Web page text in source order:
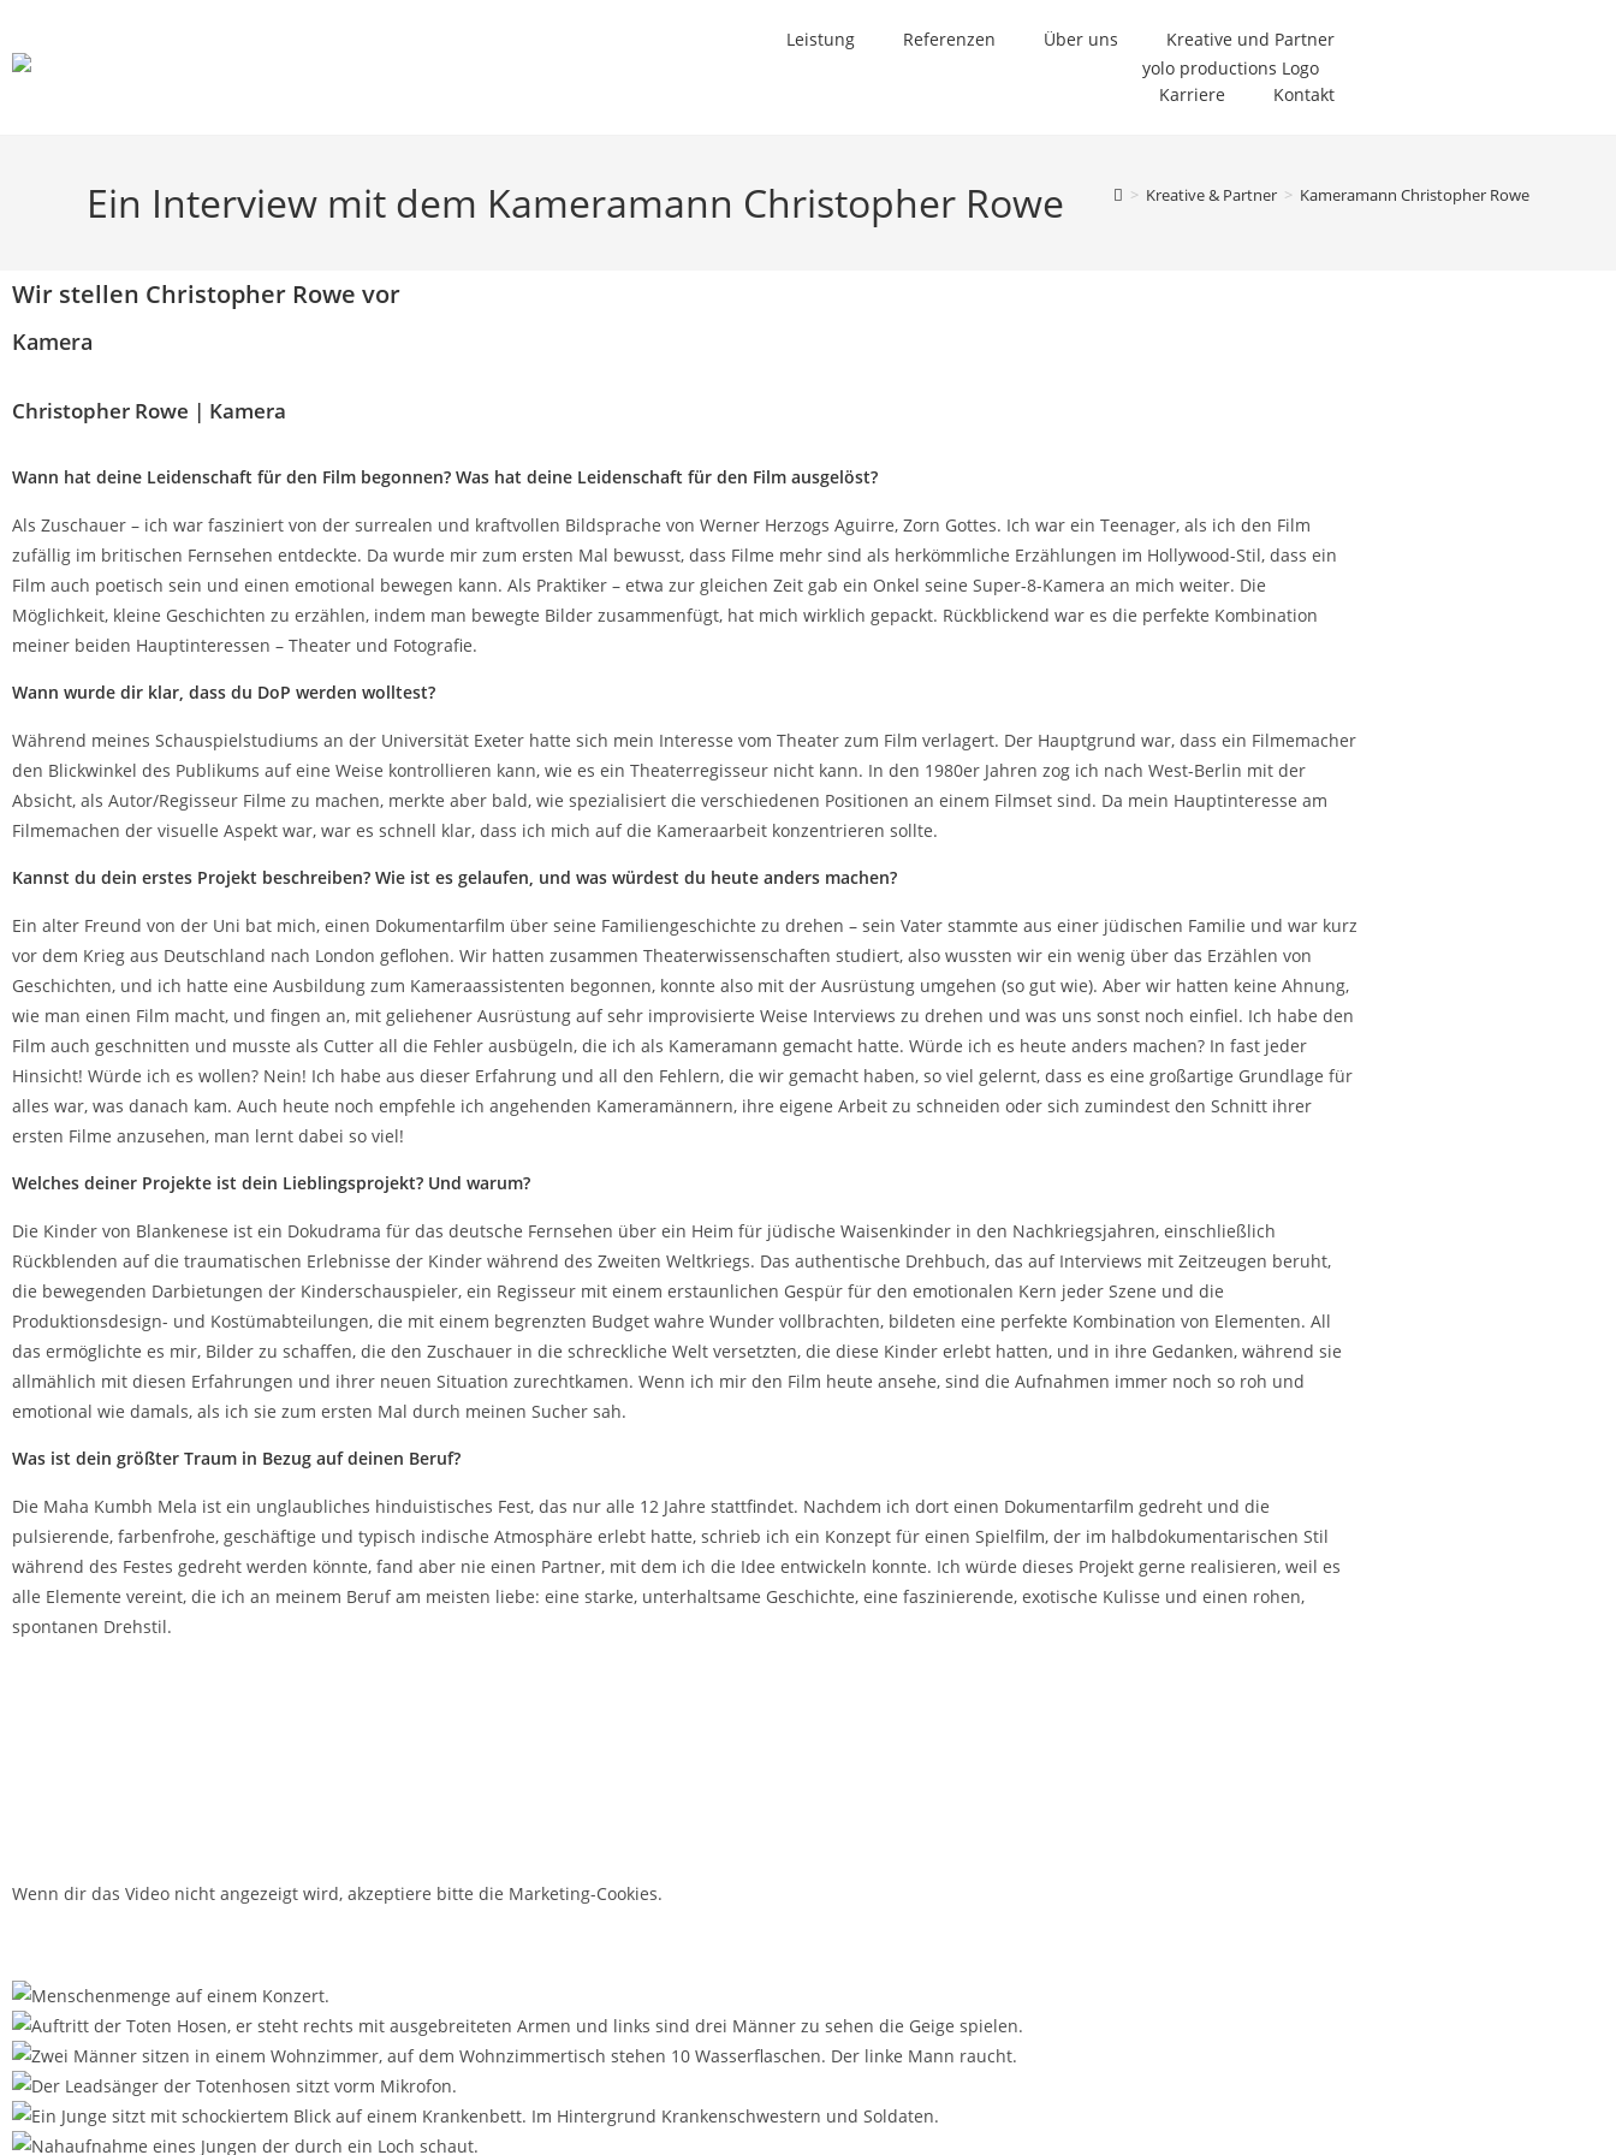
Leistung Referenzen Über uns Kreative und Partner
Karriere Kontakt
Ein Interview mit dem Kameramann Christopher Rowe > Kreative & Partner > Kameramann Christopher Rowe
Wir stellen Christopher Rowe vor
Kamera
Christopher Rowe | Kamera
Wann hat deine Leidenschaft für den Film begonnen? Was hat deine Leidenschaft für den Film ausgelöst?
Als Zuschauer – ich war fasziniert von der surrealen und kraftvollen Bildsprache von Werner Herzogs Aguirre, Zorn Gottes. Ich war ein Teenager, als ich den Film
zufällig im britischen Fernsehen entdeckte. Da wurde mir zum ersten Mal bewusst, dass Filme mehr sind als herkömmliche Erzählungen im Hollywood-Stil, dass ein
Film auch poetisch sein und einen emotional bewegen kann. Als Praktiker – etwa zur gleichen Zeit gab ein Onkel seine Super-8-Kamera an mich weiter. Die
Möglichkeit, kleine Geschichten zu erzählen, indem man bewegte Bilder zusammenfügt, hat mich wirklich gepackt. Rückblickend war es die perfekte Kombination
meiner beiden Hauptinteressen – Theater und Fotografie.
Wann wurde dir klar, dass du DoP werden wolltest?
Während meines Schauspielstudiums an der Universität Exeter hatte sich mein Interesse vom Theater zum Film verlagert. Der Hauptgrund war, dass ein Filmemacher
den Blickwinkel des Publikums auf eine Weise kontrollieren kann, wie es ein Theaterregisseur nicht kann. In den 1980er Jahren zog ich nach West-Berlin mit der
Absicht, als Autor/Regisseur Filme zu machen, merkte aber bald, wie spezialisiert die verschiedenen Positionen an einem Filmset sind. Da mein Hauptinteresse am
Filmemachen der visuelle Aspekt war, war es schnell klar, dass ich mich auf die Kameraarbeit konzentrieren sollte.
Kannst du dein erstes Projekt beschreiben? Wie ist es gelaufen, und was würdest du heute anders machen?
Ein alter Freund von der Uni bat mich, einen Dokumentarfilm über seine Familiengeschichte zu drehen – sein Vater stammte aus einer jüdischen Familie und war kurz
vor dem Krieg aus Deutschland nach London geflohen. Wir hatten zusammen Theaterwissenschaften studiert, also wussten wir ein wenig über das Erzählen von
Geschichten, und ich hatte eine Ausbildung zum Kameraassistenten begonnen, konnte also mit der Ausrüstung umgehen (so gut wie). Aber wir hatten keine Ahnung,
wie man einen Film macht, und fingen an, mit geliehener Ausrüstung auf sehr improvisierte Weise Interviews zu drehen und was uns sonst noch einfiel. Ich habe den
Film auch geschnitten und musste als Cutter all die Fehler ausbügeln, die ich als Kameramann gemacht hatte. Würde ich es heute anders machen? In fast jeder
Hinsicht! Würde ich es wollen? Nein! Ich habe aus dieser Erfahrung und all den Fehlern, die wir gemacht haben, so viel gelernt, dass es eine großartige Grundlage für
alles war, was danach kam. Auch heute noch empfehle ich angehenden Kameramännern, ihre eigene Arbeit zu schneiden oder sich zumindest den Schnitt ihrer
ersten Filme anzusehen, man lernt dabei so viel!
Welches deiner Projekte ist dein Lieblingsprojekt? Und warum?
Die Kinder von Blankenese ist ein Dokudrama für das deutsche Fernsehen über ein Heim für jüdische Waisenkinder in den Nachkriegsjahren, einschließlich
Rückblenden auf die traumatischen Erlebnisse der Kinder während des Zweiten Weltkriegs. Das authentische Drehbuch, das auf Interviews mit Zeitzeugen beruht,
die bewegenden Darbietungen der Kinderschauspieler, ein Regisseur mit einem erstaunlichen Gespür für den emotionalen Kern jeder Szene und die
Produktionsdesign- und Kostümabteilungen, die mit einem begrenzten Budget wahre Wunder vollbrachten, bildeten eine perfekte Kombination von Elementen. All
das ermöglichte es mir, Bilder zu schaffen, die den Zuschauer in die schreckliche Welt versetzten, die diese Kinder erlebt hatten, und in ihre Gedanken, während sie
allmählich mit diesen Erfahrungen und ihrer neuen Situation zurechtkamen. Wenn ich mir den Film heute ansehe, sind die Aufnahmen immer noch so roh und
emotional wie damals, als ich sie zum ersten Mal durch meinen Sucher sah.
Was ist dein größter Traum in Bezug auf deinen Beruf?
Die Maha Kumbh Mela ist ein unglaubliches hinduistisches Fest, das nur alle 12 Jahre stattfindet. Nachdem ich dort einen Dokumentarfilm gedreht und die
pulsierende, farbenfrohe, geschäftige und typisch indische Atmosphäre erlebt hatte, schrieb ich ein Konzept für einen Spielfilm, der im halbdokumentarischen Stil
während des Festes gedreht werden könnte, fand aber nie einen Partner, mit dem ich die Idee entwickeln konnte. Ich würde dieses Projekt gerne realisieren, weil es
alle Elemente vereint, die ich an meinem Beruf am meisten liebe: eine starke, unterhaltsame Geschichte, eine faszinierende, exotische Kulisse und einen rohen,
spontanen Drehstil.
Wenn dir das Video nicht angezeigt wird, akzeptiere bitte die Marketing-Cookies.